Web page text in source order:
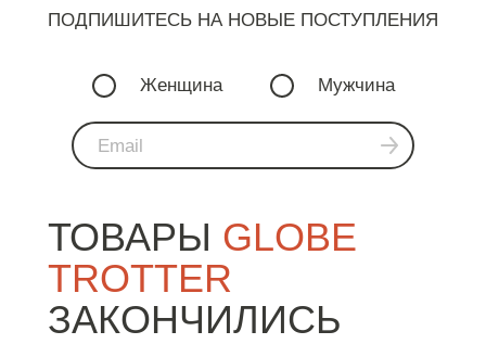
ПОДПИШИТЕСЬ НА НОВЫЕ ПОСТУПЛЕНИЯ
Женщина Мужчина
ТОВАРЫ GLOBE
TROTTER
ЗАКОНЧИЛИСЬ